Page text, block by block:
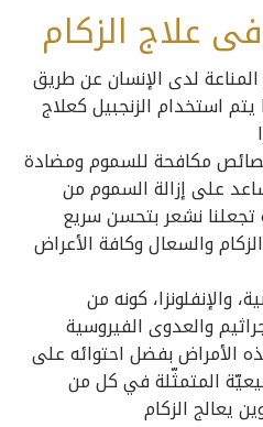
علاج الزكام
لدى الإنسان عن طريق
استخدام الزنجبيل كعلاج
مكافحة للسموم ومضادة
على إزالة السموم من
نشعر بتحسن سريع
والسعال وكافة الأعراض
والإنفلونزا، كونه من
والعدوى الفيروسية
الأمراض بفضل احتوائه على
المتمثّلة في كل من
يعالج الزكام